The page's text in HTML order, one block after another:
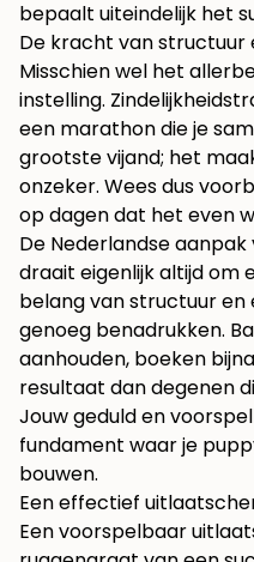
bepaalt uiteindelijk het
De kracht van structuur
Misschien wel het
instelling.
een marathon die je
grootste vijand; het
onzeker. Wees dus
op dagen dat het even
De Nederlandse
draait eigenlijk altijd om
belang van structuur en
genoeg benadrukken.
aanhouden, boeken
resultaat dan degenen
Jouw geduld en
fundament waar je
bouwen.
Een effectief
Een voorspelbaar